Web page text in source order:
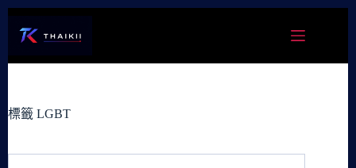
容
標籤 LGBT